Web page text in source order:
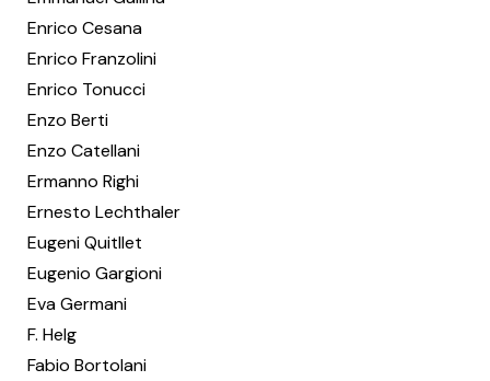
Enrico Cesana
Enrico Franzolini
Enrico Tonucci
Enzo Berti
Enzo Catellani
Ermanno Righi
Ernesto Lechthaler
Eugeni Quitllet
Eugenio Gargioni
Eva Germani
F. Helg
Fabio Bortolani